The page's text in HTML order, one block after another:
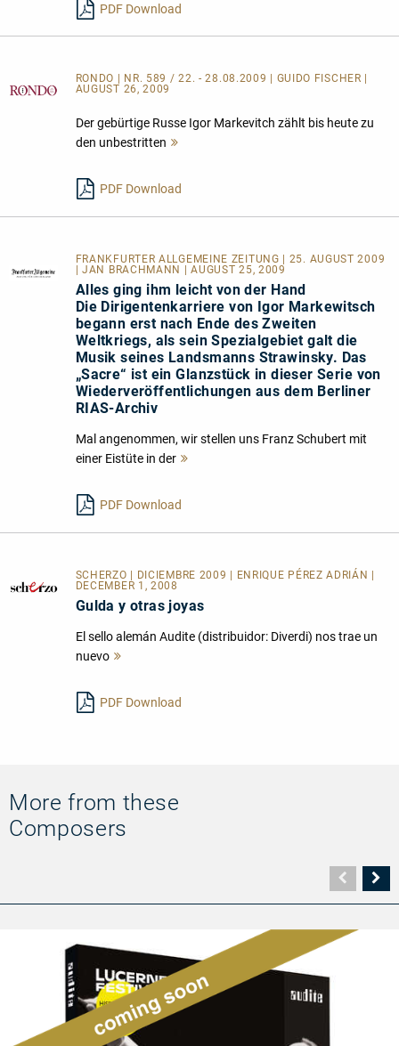
PDF Download
RONDO | NR. 589 / 22. - 28.08.2009 | GUIDO FISCHER |
AUGUST 26, 2009
Der gebürtige Russe Igor Markevitch zählt bis heute zu
den unbestritten
PDF Download
FRANKFURTER ALLGEMEINE ZEITUNG | 25. AUGUST 2009
| JAN BRACHMANN | AUGUST 25, 2009
Alles ging ihm leicht von der Hand
Die Dirigentenkarriere von Igor Markewitsch
begann erst nach Ende des Zweiten
Weltkriegs, als sein Spezialgebiet galt die
Musik seines Landsmanns Strawinsky. Das
„Sacre“ ist ein Glanzstück in dieser Serie von
Wiederveröffentlichungen aus dem Berliner
RIAS-Archiv
Mal angenommen, wir stellen uns Franz Schubert mit
einer Eistüte in der
PDF Download
SCHERZO | DICIEMBRE 2009 | ENRIQUE PÉREZ ADRIÁN |
DECEMBER 1, 2008
Gulda y otras joyas
El sello alemán Audite (distribuidor: Diverdi) nos trae un
nuevo
PDF Download
More from these
Composers
Seite